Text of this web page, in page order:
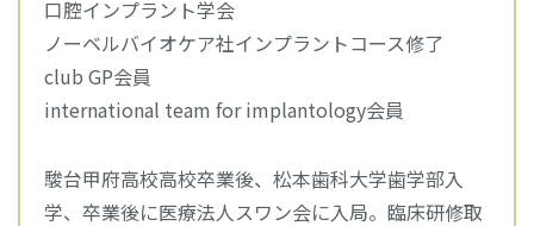
口腔インプラント学会
ノーベルバイオケア社インプラントコース修了
club GP会員
international team for implantology会員
駿台甲府高校高校卒業後、松本歯科大学歯学部入
学、卒業後に医療法人スワン会に入局。臨床研修取